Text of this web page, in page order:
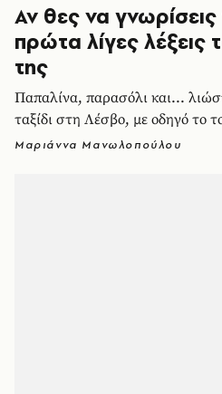
Αν θες να
πρώτα λίγες λέξεις
της
Παπαλίνα, παρασόλι και...
ταξίδι στη Λέσβο, με οδηγό το
Μαριάννα Μανωλοπούλου